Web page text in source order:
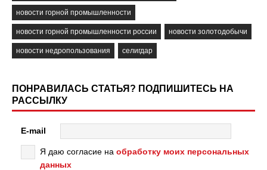
новости горной промышленности
новости горной промышленности россии новости золотодобычи
новости недропользования селигдар
ПОНРАВИЛАСЬ СТАТЬЯ? ПОДПИШИТЕСЬ НА
РАССЫЛКУ
E-mail
Я даю согласие на обработку моих персональных
данных